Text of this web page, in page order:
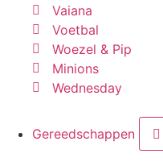
Vaiana
Voetbal
Woezel & Pip
Minions
Wednesday
Gereedschappen